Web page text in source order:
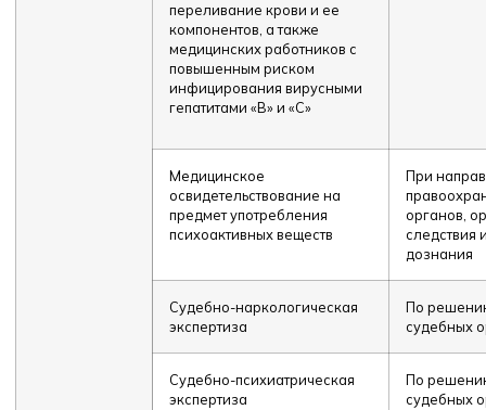
переливание крови и ее
компонентов, а также
медицинских работников с
повышенным риском
инфицирования вирусными
гепатитами «В» и «С»
Медицинское
освидетельствование на
предмет употребления
психоактивных веществ
При
органов,
следствия
дознания
Судебно-наркологическая
экспертиза
По
судебных
Судебно-психиатрическая
экспертиза
По
судебных